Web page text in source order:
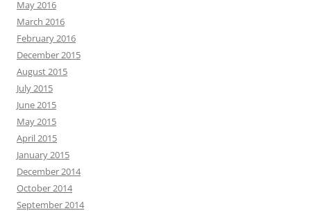
May 2016
March 2016
February 2016
December 2015
August 2015
July 2015
June 2015
May 2015
April 2015
January 2015
December 2014
October 2014
September 2014